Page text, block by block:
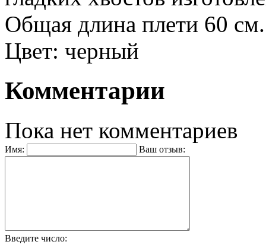
Общая длина плети 60 см.
Цвет: черный
Комментарии
Пока нет комментариев
Имя: Ваш отзыв:
Введите число: